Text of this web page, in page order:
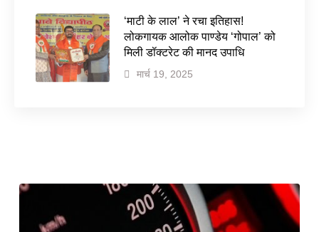
‘माटी के लाल’ ने रचा इतिहास!
लोकगायक आलोक पाण्डेय ‘गोपाल’ को
मिली डॉक्टरेट की मानद उपाधि
मार्च 19, 2025